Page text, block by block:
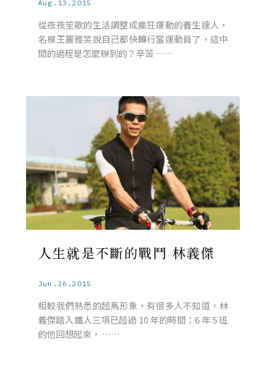
Aug.13.2015
從夜夜笙歌的生活調整成瘋狂運動的養生達人，
名模王麗雅笑說自己都快轉行當運動員了，這中
間的過程是怎麼辦到的？辛苦 ……
人生就是不斷的戰鬥 林義傑
Jun.26.2015
相較我們熟悉的超馬形象，有很多人不知道，林
義傑踏入鐵人三項已超過 10 年的時間；6 年 5 班
的他回想起來， ……